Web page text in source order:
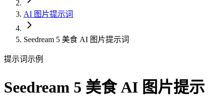
AI 图片提示词
Seedream 5 美食 AI 图片提示词
提示词示例
Seedream 5 美食 AI 图片提示